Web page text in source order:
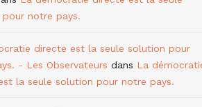
notre pays.
directe est la seule solution pour
- Les Observateurs dans La
la seule solution pour notre pays.